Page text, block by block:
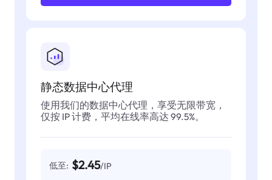
静态数据中心代理
使用我们的数据中心代理，享受无限带宽，
仅按 IP 计费，平均在线率高达 99.5%。
低至: $2.45/IP